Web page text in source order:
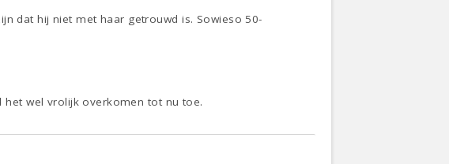
dat hij niet met haar getrouwd is. Sowieso 50-
het wel vrolijk overkomen tot nu toe.